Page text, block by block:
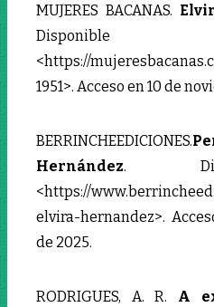
MUJERES BACANAS.
<https://
1951>. Acceso en 10 de
BERRINCHEEDICIONES.
Hernández.
<https://
elvira-hernandez>.
de 2025.
RODRIGUES, A. R. A